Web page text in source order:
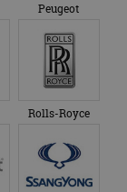
Peugeot
Rolls-Royce